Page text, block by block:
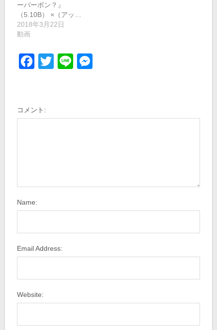
ーバーボン？』
（5.10B） ×（アッ…
2018年3月22日
動画
Facebook
Twitter
Line
コメント:
Name:
Email Address:
Website: